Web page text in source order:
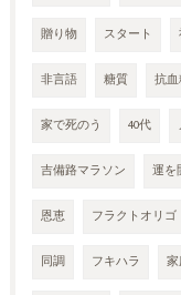
贈り物 スタート
非言語 糖質 抗
家で死のう 40代
吉備路マラソン 運を
恩恵 フラクトオリゴ
同調 フキハラ